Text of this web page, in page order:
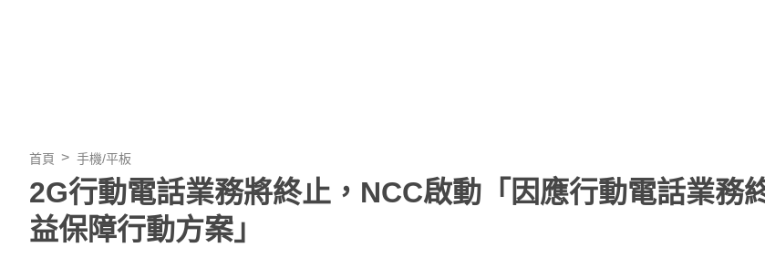
首頁 手機/平板
2G行動電話業務將終止，NCC啟動「因應行動電話業務
益保障行動方案」